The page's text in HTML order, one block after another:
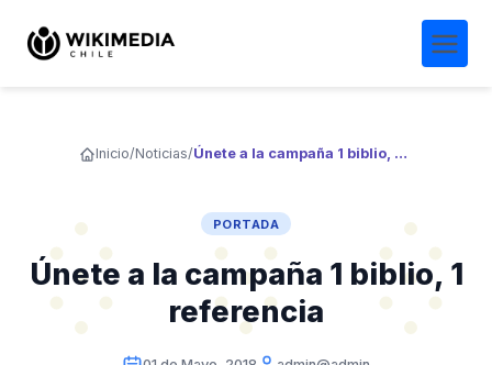
Inicio/Noticias/ Únete a la campaña 1 biblio, 1 referencia
PORTADA
Únete a la campaña 1 biblio, 1
referencia